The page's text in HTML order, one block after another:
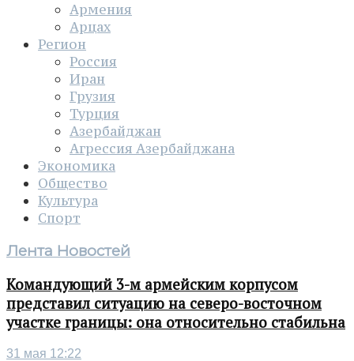
Армения
Арцах
Регион
Россия
Иран
Грузия
Турция
Азербайджан
Агрессия Азербайджана
Экономика
Общество
Культура
Спорт
Лента Новостей
Командующий 3-м армейским корпусом
представил ситуацию на северо-восточном
участке границы: она относительно стабильна
31 мая 12:22